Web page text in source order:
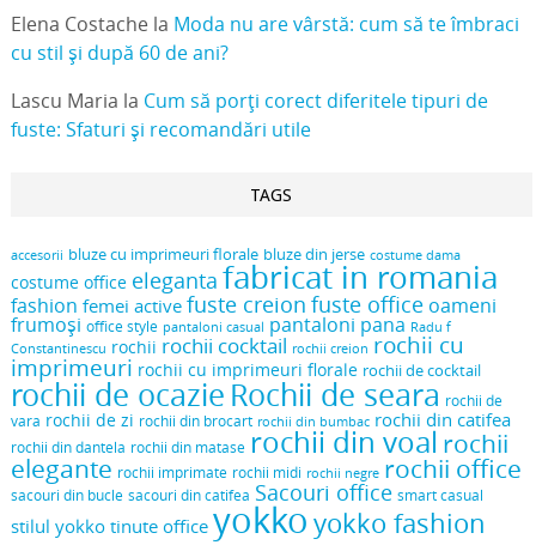
Elena Costachela Moda nu are vârstă: cum să te îmbraci
cu stil și după 60 de ani?
Lascu Maria la Cum să porți corect diferitele tipuri de
fuste: Sfaturi și recomandări utile
TAGS
accesorii bluze cu imprimeuri florale bluze din jerse costume dama
costume office eleganta fabricat in romania
fashion femei active fuste creion fuste office oameni
frumoși office style pantaloni casual pantaloni pana Radu f
Constantinescu rochii rochii cocktail rochii creion rochii cu
imprimeuri rochii cu imprimeuri florale rochii de cocktail
rochii de ocazie Rochii de seara rochii de
vara rochii de zi rochii din brocart rochii din bumbac rochii din catifea
rochii din dantela rochii din matase rochii din voal rochii
elegante rochii imprimate rochii midi rochii negre rochii office
sacouri din bucle sacouri din catifea Sacouri office smart casual
stilul yokko tinute office yokko yokko fashion